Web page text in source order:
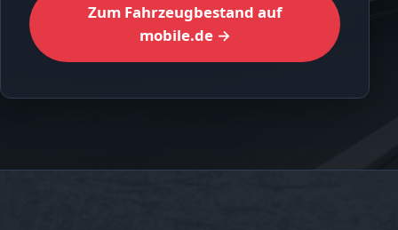
Zum Fahrzeugbestand auf
mobile.de →